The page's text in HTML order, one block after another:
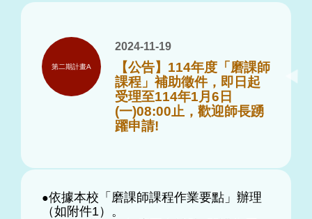
第二期計畫A
2024-11-19
【公告】114年度「磨課師
課程」補助徵件，即日起
受理至114年1月6日
(一)08:00止，歡迎師長踴
躍申請!
●依據本校「磨課師課程作業要點」辦理
（如附件1）。